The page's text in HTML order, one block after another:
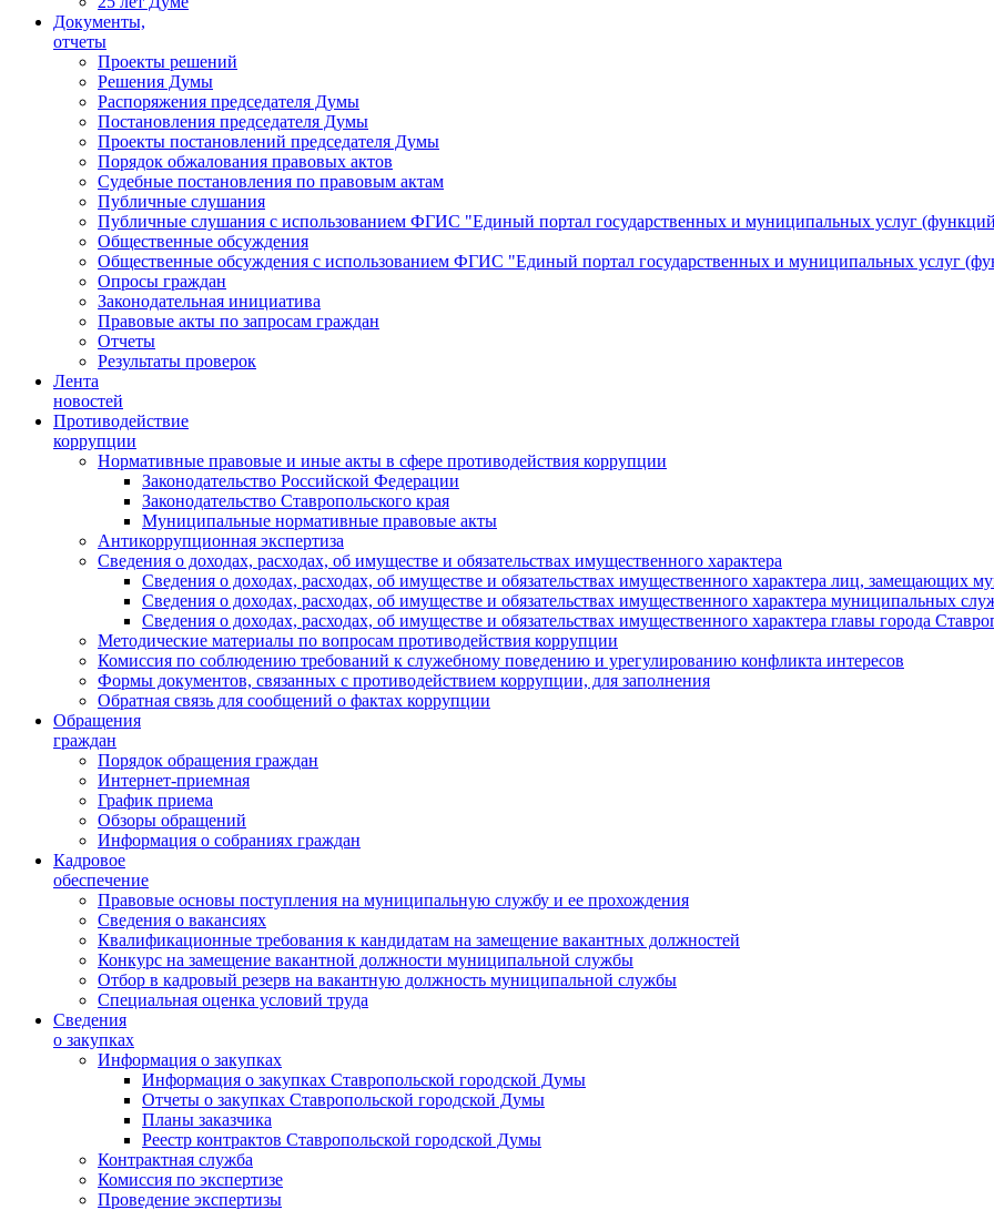
Документы,
отчеты
Проекты решений
Решения Думы
Распоряжения председателя Думы
Постановления председателя Думы
Проекты постановлений председателя Думы
Порядок обжалования правовых актов
Судебные постановления по правовым актам
Публичные слушания
Публичные слушания с использованием ФГИС "Единый портал государственных и муниципальных услуг
Общественные обсуждения
Общественные обсуждения с использованием ФГИС "Единый портал государственных и муниципальных услуг
Опросы граждан
Законодательная инициатива
Правовые акты по запросам граждан
Отчеты
Результаты проверок
Лента
новостей
Противодействие
коррупции
Нормативные правовые и иные акты в сфере противодействия коррупции
Законодательство Российской Федерации
Законодательство Ставропольского края
Муниципальные нормативные правовые акты
Антикоррупционная экспертиза
Сведения о доходах, расходах, об имуществе и обязательствах имущественного характера
Сведения о доходах, расходах, об имуществе и обязательствах имущественного характера лиц,
Сведения о доходах, расходах, об имуществе и обязательствах имущественного характера муниципальных
Сведения о доходах, расходах, об имуществе и обязательствах имущественного характера главы города
Методические материалы по вопросам противодействия коррупции
Комиссия по соблюдению требований к служебному поведению и урегулированию конфликта интересов
Формы документов, связанных с противодействием коррупции, для заполнения
Обратная связь для сообщений о фактах коррупции
Обращения
граждан
Порядок обращения граждан
Интернет-приемная
График приема
Обзоры обращений
Информация о собраниях граждан
Кадровое
обеспечение
Правовые основы поступления на муниципальную службу и ее прохождения
Сведения о вакансиях
Квалификационные требования к кандидатам на замещение вакантных должностей
Конкурс на замещение вакантной должности муниципальной службы
Отбор в кадровый резерв на вакантную должность муниципальной службы
Специальная оценка условий труда
Сведения
о закупках
Информация о закупках
Информация о закупках Ставропольской городской Думы
Отчеты о закупках Ставропольской городской Думы
Планы заказчика
Реестр контрактов Ставропольской городской Думы
Контрактная служба
Комиссия по экспертизе
Проведение экспертизы